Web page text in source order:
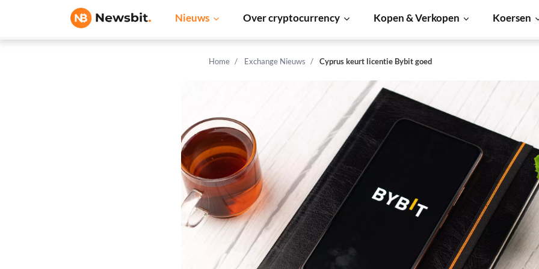
Nieuws Over cryptocurrency Kopen & Verkopen Koersen
Home Exchange Nieuws Cyprus keurt licentie Bybit goed